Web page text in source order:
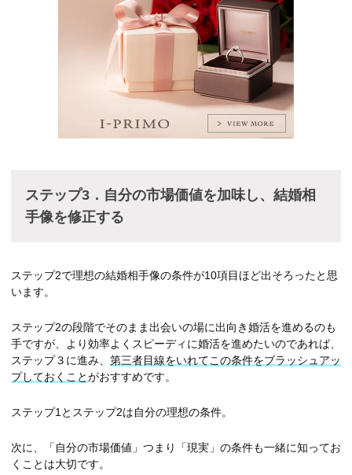
ステップ3． 自分の市場価値を加味し、結婚相
手像を修正する
ステップ2で理想の結婚相手像の条件が10項目ほど出そろったと思
います。
ステップ2の段階でそのまま出会いの場に出向き婚活を進めるのも
手ですが、より効率よくスピーディに婚活を進めたいのであれば、
ステップ３に進み、 第三者目線をいれてこの条件をブラッシュアッ
プしておくことがおすすめです。
ステップ1とステップ2は自分の理想の条件。
次に、「自分の市場価値」つまり「現実」の条件も一緒に知ってお
くことは大切です。